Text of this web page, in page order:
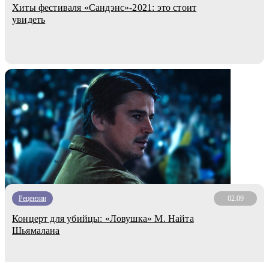
Хиты фестиваля «Сандэнс»-2021: это стоит
увидеть
Рецензии 02.09
Концерт для убийцы: «Ловушка» М. Найта
Шьямалана